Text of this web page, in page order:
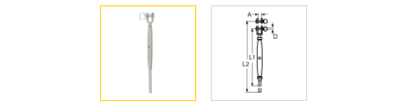
Оснастка и аксессуары для яхт